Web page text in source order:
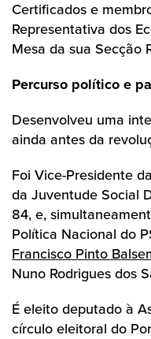
Certificados e
Representativa dos
Mesa da sua Secção
Percurso político e
Desenvolveu uma
ainda antes da
Foi Vice-Presidente
da Juventude Social
84, e,
Política Nacional do
Francisco Pinto
Nuno Rodrigues dos
É eleito deputado à
círculo eleitoral do